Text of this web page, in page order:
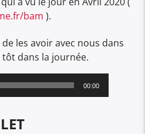
bam ).
les avoir avec nous dans
dans la journée.
00:00